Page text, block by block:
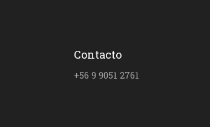
Contacto
+56 9 9051 2761